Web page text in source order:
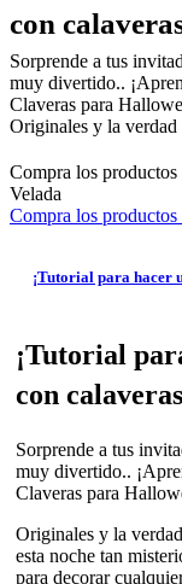
con
Sorprende a tus
muy divertido..
Claveras para
Originales y la
Compra los productos
Velada
Compra los productos
¡Tutorial para hacer
¡Tutorial
con
Sorprende a tus
muy divertido..
Claveras para
Originales y la
esta noche tan
para decorar